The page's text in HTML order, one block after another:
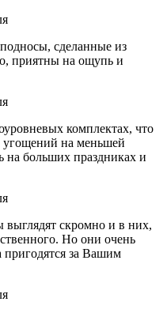
сделанные из
приятны на ощупь и
комплектах, что
угощений на меньшей
больших праздниках и
скромно и в них,
Но они очень
пригодятся за Вашим